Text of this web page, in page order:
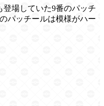
場していた9番のパッチ
パッチールは模様がハー